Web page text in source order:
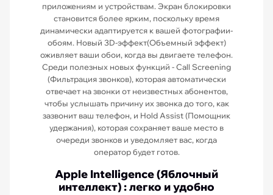
приложениям и устройствам. Экран блокировки
становится более ярким, поскольку время
динамически адаптируется к вашей фотографии-
обоям. Новый 3D-эффект(Объемный эффект)
оживляет ваши обои, когда вы двигаете телефон.
Среди полезных новых функций - Call Screening
(Фильтрация звонков), которая автоматически
отвечает на звонки от неизвестных абонентов,
чтобы услышать причину их звонка до того, как
зазвонит ваш телефон, и Hold Assist (Помощник
удержания), которая сохраняет ваше место в
очереди звонков и уведомляет вас, когда
оператор будет готов.
Apple Intelligence (Яблочный
интеллект) : легко и удобно